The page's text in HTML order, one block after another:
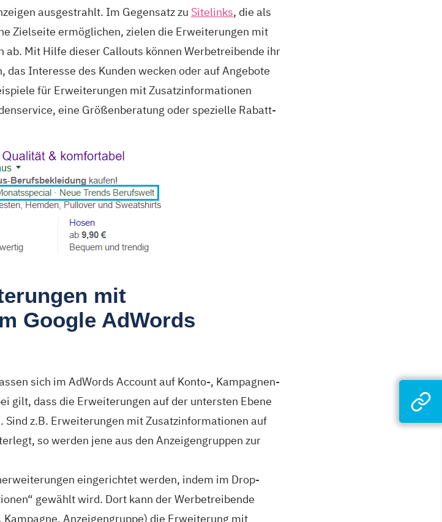
ausgestrahlt. Im Gegensatz zu Sitelinks, die als
Zielseite ermöglichen, zielen die Erweiterungen mit
Mit Hilfe dieser Callouts können Werbetreibende ihr
Interesse des Kunden wecken oder auf Angebote
für Erweiterungen mit Zusatzinformationen
eine Größenberatung oder spezielle Rabatt-
mit
Google AdWords
sich im AdWords Account auf Konto-, Kampagnen-
gilt, dass die Erweiterungen auf der untersten Ebene
Sind z.B. Erweiterungen mit Zusatzinformationen auf
so werden jene aus den Anzeigengruppen zur
eingerichtet werden, indem im Drop-
gewählt wird. Dort kann der Werbetreibende
Anzeigengruppe) die Erweiterung mit